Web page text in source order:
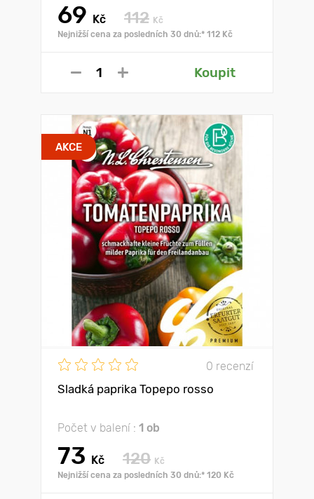
69 Kč 112 Kč
Nejnižší cena za posledních 30 dnů:* 112 Kč
Koupit
AKCE
0 recenzí
Sladká paprika Topepo rosso
Počet v balení : 1 ob
73 Kč 120 Kč
Nejnižší cena za posledních 30 dnů:* 120 Kč